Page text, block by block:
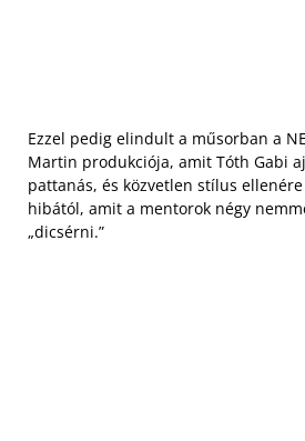
Ezzel pedig elindult a műsorban a
Martin produkciója, amit Tóth Gabi
pattanás, és közvetlen stílus
hibától, amit a mentorok négy
„dicsérni.”